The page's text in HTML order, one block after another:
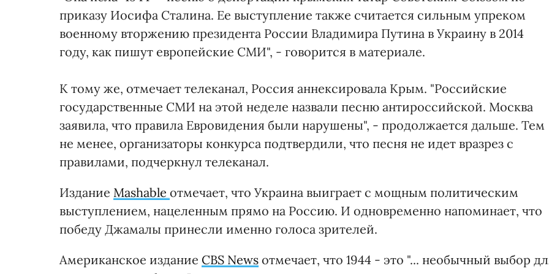
приказу Иосифа Сталина. Ее выступление также считается сильным упреком
военному вторжению президента России Владимира Путина в Украину в 2014
году, как пишут европейские СМИ", - говорится в материале.
К тому же, отмечает телеканал, Россия аннексировала Крым. "Российские
государственные СМИ на этой неделе назвали песню антироссийской. Москва
заявила, что правила Евровидения были нарушены", - продолжается дальше. Тем
не менее, организаторы конкурса подтвердили, что песня не идет вразрез с
правилами, подчеркнул телеканал.
Издание Mashable отмечает, что Украина выиграет с мощным политическим
выступлением, нацеленным прямо на Россию. И одновременно напоминает, что
победу Джамалы принесли именно голоса зрителей.
Американское издание CBS News отмечает, что 1944 - это "... необычный выбор